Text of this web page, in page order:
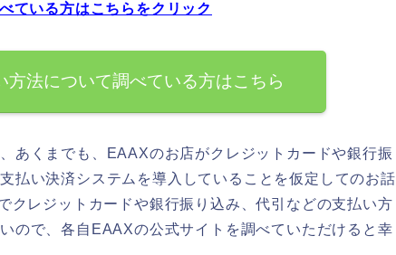
ている方はこちらをクリック
方法について調べている方はこちら
あくまでも、EAAXのお店がクレジットカードや銀行振
払い決済システムを導入していることを仮定してのお話
クレジットカードや銀行振り込み、代引などの支払い方
ので、各自EAAXの公式サイトを調べていただけると幸